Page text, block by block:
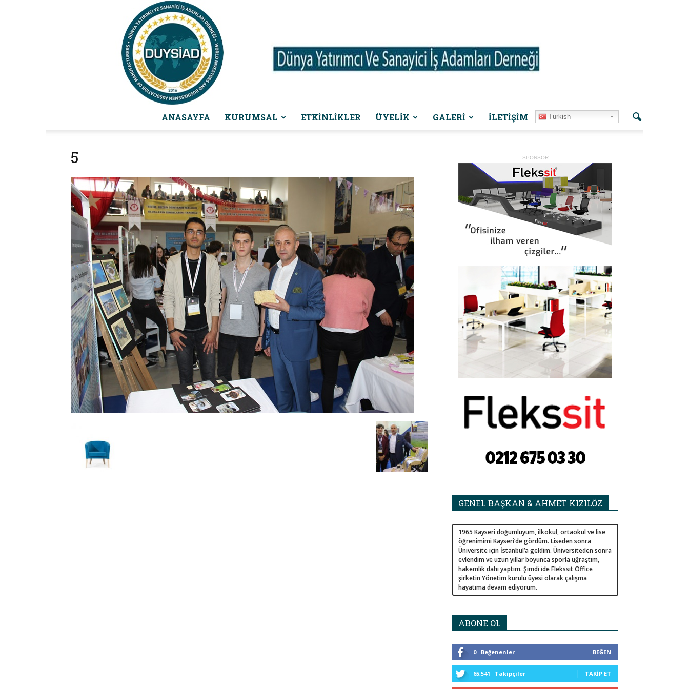
Yatırımcı
Ve
İş
ANASAYFA KURUMSAL ETKINLIKLER ÜYELİK GALERİ İLETIŞIM Turkish
5 - SPONSOR -
GENEL BAŞKAN & AHMET KIZILÖZ
1965 Kayseri doğumluyum, ilkokul, ortaokul ve lise
öğrenimimi Kayseri’de gördüm. Liseden sonra
Üniversite için İstanbul’a geldim. Üniversiteden sonra
evlendim ve uzun yıllar boyunca sporla uğraştım,
hakemlik dahi yaptım. Şimdi ide Flekssit Office
şirketin Yönetim kurulu üyesi olarak çalışma
hayatıma devam ediyorum.
ABONE OL
0 Beğenenler BEĞEN
65,541 Takipçiler TAKIP ET